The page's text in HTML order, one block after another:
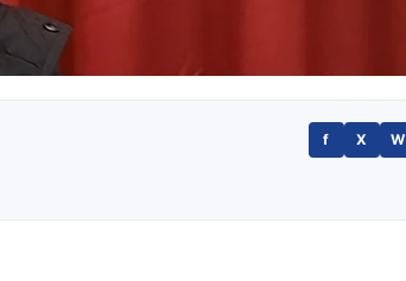
f X W